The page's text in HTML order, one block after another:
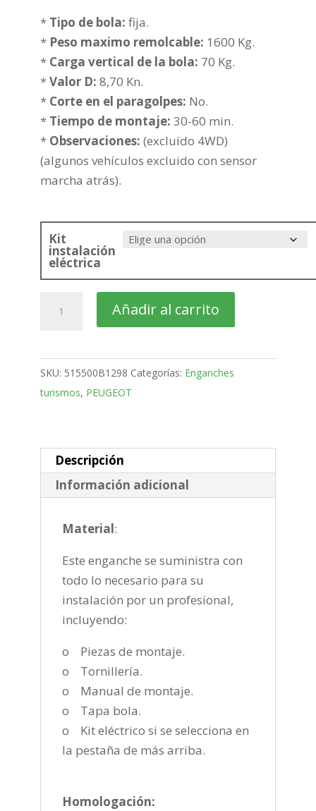
desde
186,40€
261,90€
* Tipo de bola: fija.
* Peso maximo remolcable: 1600 Kg.
* Carga vertical de la bola: 70 Kg.
*Valor D: 8,70 Kn.
* Corte en el paragolpes: No.
* Tiempo de montaje: 30-60 min.
* Observaciones: (excluido 4WD)
(algunos vehículos excluido con sensor
marcha atrás).
Kit
instalación
eléctrica
Partner
Larga
Bola
fija
2018
cantidad
Añadir al carrito
SKU: 515500B1298 Categorías: Enganches
turismos, PEUGEOT
Descripción
Información adicional
Material:
Este enganche se suministra con
todo lo necesario para su
instalación por un profesional,
incluyendo:
o Piezas de montaje.
o Tornillería.
o Manual de montaje.
o Tapa bola.
o Kit eléctrico si se selecciona en
la pestaña de más arriba.
Homologación: